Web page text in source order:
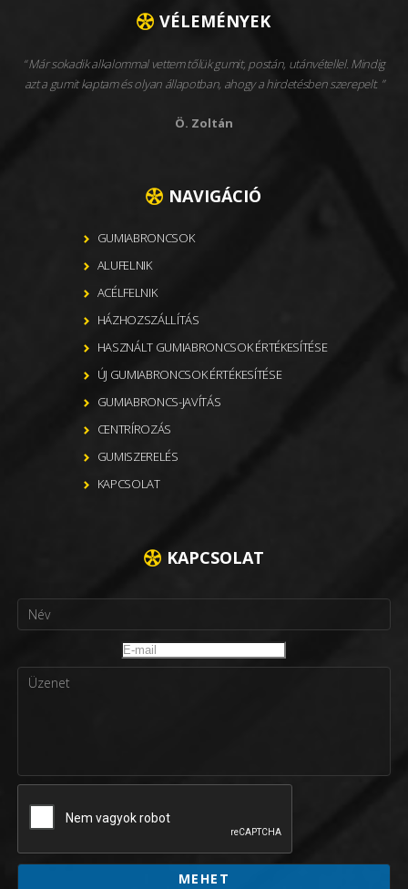
VÉLEMÉNYEK
Már sokadik alkalommal vettem tőlük gumit, postán, utánvétellel. Mindig
azt a gumit kaptam és olyan állapotban, ahogy a hirdetésben szerepelt.
Ö. Zoltán
NAVIGÁCIÓ
GUMIABRONCSOK
ALUFELNIK
ACÉLFELNIK
HÁZHOZSZÁLLÍTÁS
HASZNÁLT GUMIABRONCSOK ÉRTÉKESÍTÉSE
ÚJ GUMIABRONCSOK ÉRTÉKESÍTÉSE
GUMIABRONCS-JAVÍTÁS
CENTRÍROZÁS
GUMISZERELÉS
KAPCSOLAT
KAPCSOLAT